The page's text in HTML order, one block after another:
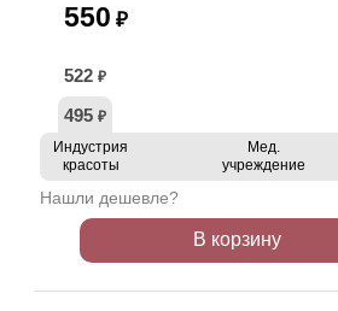
550 ₽
522 ₽
495 ₽
Индустрия
красоты
Мед.
учреждение
Нашли дешевле?
В корзину